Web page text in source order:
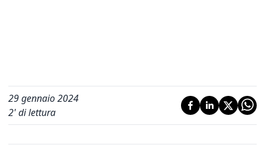
29 gennaio 2024
2' di lettura